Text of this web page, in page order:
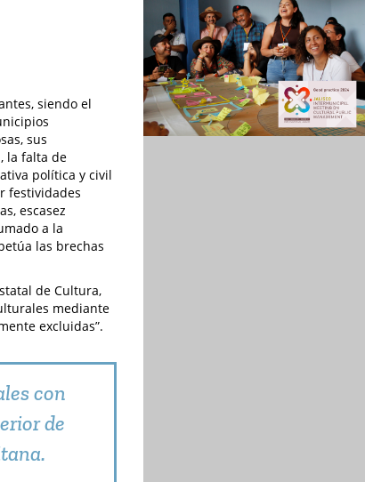
siendo el
sus
la falta de
política y civil
festividades
escasez
a la
las brechas
de Cultura,
mediante
excluidas”.
con
de